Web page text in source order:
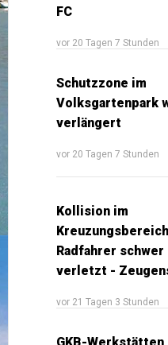
FC
vor 20 Tagen 7 Stunden
Schutzzone im
Volksgartenpark
verlängert
vor 20 Tagen 7 Stunden
Kollision im
Radfahrer schwer
verletzt -
vor 21 Tagen 3 Stunden